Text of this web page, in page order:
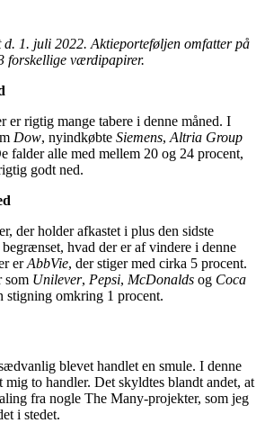
d. 1. juli 2022. Aktieporteføljen omfatter på
forskellige værdipapirer.
er rigtig mange tabere i denne måned. I
Dow, nyindkøbte Siemens, Altria Group
falder alle med mellem 20 og 24 procent,
godt ned.
der holder afkastet i plus den sidste
begrænset, hvad der er af vindere i denne
erAbbVie, der stiger med cirka 5 procent.
som Unilever, Pepsi, McDonalds og Coca
stigning omkring 1 procent.
blevet handlet en smule. I denne
mig to handler. Det skyldtes blandt andet, at
fra nogle The Many-projekter, som jeg
i stedet.